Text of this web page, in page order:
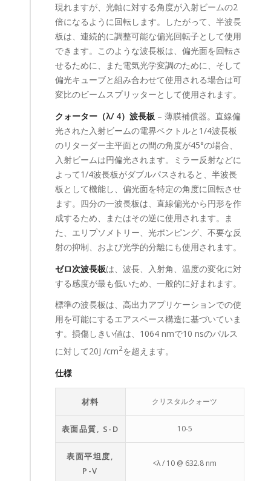
現れますが、光軸に対する角度が入射ビームの2
倍になるように回転します。したがって、半波長
板は、連続的に調整可能な偏光回転子として使用
できます。このような波長板は、偏光面を回転さ
せるために、また電気光学変調のために、そして
偏光キューブと組み合わせて使用​​される場合は可
変比のビームスプリッターとして使用されます。
クォーター（λ/ 4）波長板 – 薄膜補償器。直線偏
光された入射ビームの電界ベクトルと1/4波長板
のリターダー主平面との間の角度が45°の場合、
入射ビームは円偏光されます。ミラー反射などに
よって1/4波長板がダブルパスされると、半波長
板として機能し、偏光面を特定の角度に回転させ
ます。四分の一波長板は、直線偏光から円形を作
成するため、またはその逆に使用されます。ま
た、エリプソメトリー、光ポンピング、不要な反
射の抑制、および光学的分離にも使用されます。
ゼロ次波長板は、波長、入射角、温度の変化に対
する感度が最も低いため、一般的に好まれます。
標準の波長板は、高出力アプリケーションでの使
用を可能にするエアスペース構造に基づいていま
す。損傷しきい値は、1064 nmで10 nsのパルス
に対して20J /cm2を超えます。
仕様
材料 クリスタルクォーツ
表面品質, S-D 10-5
表面平坦度,
P-V
<λ / 10 @ 632.8 nm